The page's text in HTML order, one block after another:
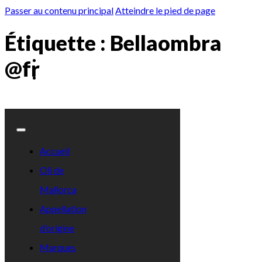
Passer au contenu principalAtteindre le pied de page
Accueil
Oli de
Mallorca
Appellation
d’origine
Marques
Étiquette : Bellaombra
@fr